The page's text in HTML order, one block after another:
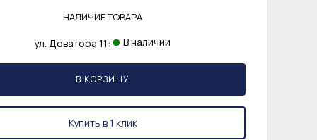
НАЛИЧИЕ ТОВАРА
ул. Доватора 11: В наличии
В КОРЗИНУ
Купить в 1 клик